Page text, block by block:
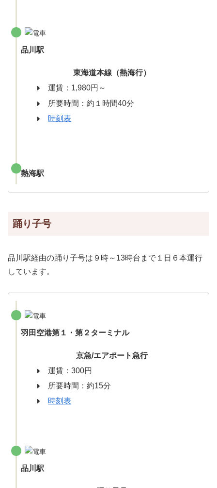
品川駅
東海道本線（熱海行）
運賃：1,980円～
所要時間：約１時間40分
時刻表
熱海駅
踊り子号
品川駅経由の踊り子号は９時～13時台まで１日６本運行
しています。
羽田空港第１・第２ターミナル
京急/エアポート急行
運賃：300円
所要時間：約15分
時刻表
品川駅